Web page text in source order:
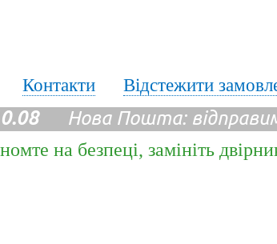
Контакти Відстежити
Нова Пошта:
на безпеці, замініть